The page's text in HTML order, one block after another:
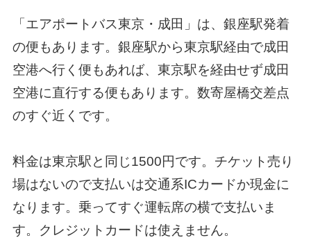
「エアポートバス東京・成田」は、銀座駅発着
の便もあります。銀座駅から東京駅経由で成田
空港へ行く便もあれば、東京駅を経由せず成田
空港に直行する便もあります。数寄屋橋交差点
のすぐ近くです。
料金は東京駅と同じ1500円です。チケット売り
場はないので支払いは交通系ICカードか現金に
なります。乗ってすぐ運転席の横で支払いま
す。クレジットカードは使えません。